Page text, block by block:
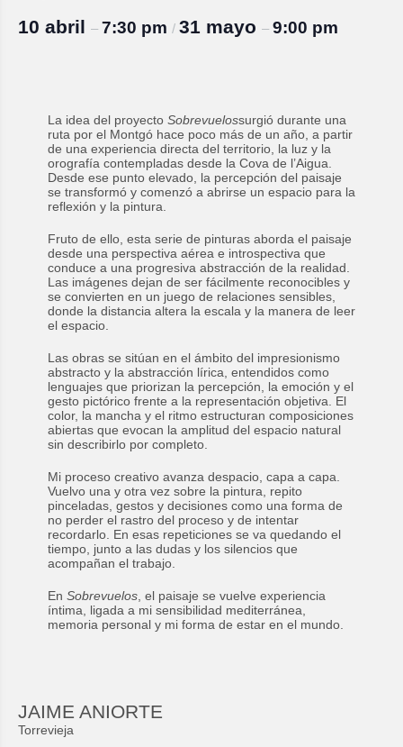
10 abril – 7:30 pm / 31 mayo – 9:00 pm
La idea del proyecto Sobrevuelossurgió durante una
ruta por el Montgó hace poco más de un año, a partir
de una experiencia directa del territorio, la luz y la
orografía contempladas desde la Cova de l’Aigua.
Desde ese punto elevado, la percepción del paisaje
se transformó y comenzó a abrirse un espacio para la
reflexión y la pintura.
Fruto de ello, esta serie de pinturas aborda el paisaje
desde una perspectiva aérea e introspectiva que
conduce a una progresiva abstracción de la realidad.
Las imágenes dejan de ser fácilmente reconocibles y
se convierten en un juego de relaciones sensibles,
donde la distancia altera la escala y la manera de leer
el espacio.
Las obras se sitúan en el ámbito del impresionismo
abstracto y la abstracción lírica, entendidos como
lenguajes que priorizan la percepción, la emoción y el
gesto pictórico frente a la representación objetiva. El
color, la mancha y el ritmo estructuran composiciones
abiertas que evocan la amplitud del espacio natural
sin describirlo por completo.
Mi proceso creativo avanza despacio, capa a capa.
Vuelvo una y otra vez sobre la pintura, repito
pinceladas, gestos y decisiones como una forma de
no perder el rastro del proceso y de intentar
recordarlo. En esas repeticiones se va quedando el
tiempo, junto a las dudas y los silencios que
acompañan el trabajo.
En Sobrevuelos, el paisaje se vuelve experiencia
íntima, ligada a mi sensibilidad mediterránea,
memoria personal y mi forma de estar en el mundo.
JAIME ANIORTE
Torrevieja